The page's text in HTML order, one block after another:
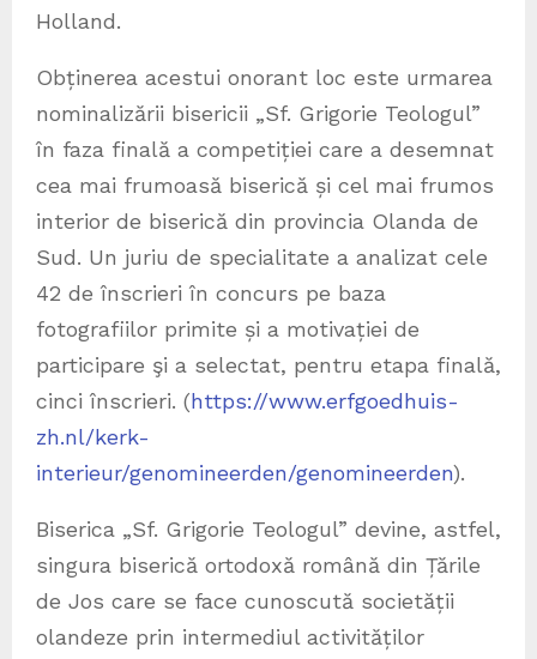
Holland.
Obținerea acestui onorant loc este urmarea
nominalizării bisericii „Sf. Grigorie Teologul”
în faza finală a competiției care a desemnat
cea mai frumoasă biserică și cel mai frumos
interior de biserică din provincia Olanda de
Sud. Un juriu de specialitate a analizat cele
42 de înscrieri în concurs pe baza
fotografiilor primite și a motivației de
participare şi a selectat, pentru etapa finală,
cinci înscrieri. (https://www.erfgoedhuis-
zh.nl/kerk-
interieur/genomineerden/genomineerden).
Biserica „Sf. Grigorie Teologul” devine, astfel,
singura biserică ortodoxă română din Țările
de Jos care se face cunoscută societății
olandeze prin intermediul activităților